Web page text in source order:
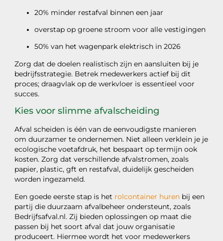
20% minder restafval binnen een jaar
overstap op groene stroom voor alle vestigingen
50% van het wagenpark elektrisch in 2026
Zorg dat de doelen realistisch zijn en aansluiten bij je
bedrijfsstrategie. Betrek medewerkers actief bij dit
proces; draagvlak op de werkvloer is essentieel voor
succes.
Kies voor slimme afvalscheiding
Afval scheiden is één van de eenvoudigste manieren
om duurzamer te ondernemen. Niet alleen verklein je je
ecologische voetafdruk, het bespaart op termijn ook
kosten. Zorg dat verschillende afvalstromen, zoals
papier, plastic, gft en restafval, duidelijk gescheiden
worden ingezameld.
Een goede eerste stap is het rolcontainer huren bij een
partij die duurzaam afvalbeheer ondersteunt, zoals
Bedrijfsafval.nl. Zij bieden oplossingen op maat die
passen bij het soort afval dat jouw organisatie
produceert. Hiermee wordt het voor medewerkers